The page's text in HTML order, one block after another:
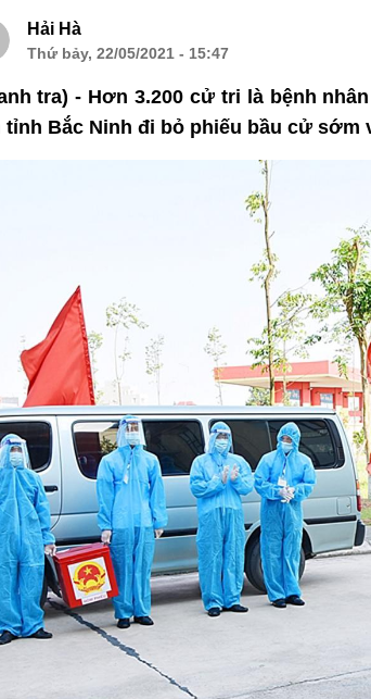
Hải Hà
Thứ bảy, 22/05/2021 - 15:47
tra) - Hơn 3.200 cử tri là bệnh
tỉnh Bắc Ninh đi bỏ phiếu bầu cử sớm